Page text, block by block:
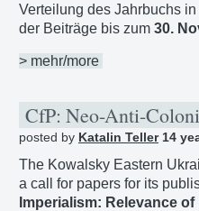
Verteilung des Jahrbuchs
der Beiträge bis zum 30.
> mehr/more
CfP: Neo-Anti-
posted by Katalin Teller14
The Kowalsky Eastern
a call for papers for its
Imperialism: Relevance